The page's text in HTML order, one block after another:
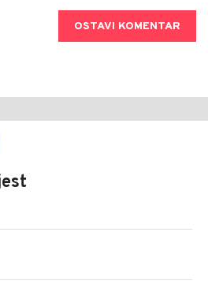
OSTAVI KOMENTAR